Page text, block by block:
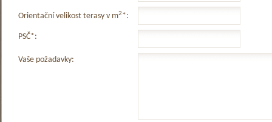
Orientační velikost terasy v m2*:
PSČ*:
Vaše požadavky: